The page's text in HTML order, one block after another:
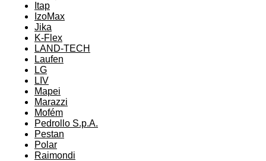
Itap
IzoMax
Jika
K-Flex
LAND-TECH
Laufen
LG
LIV
Mapei
Marazzi
Mofém
Pedrollo S.p.A.
Pestan
Polar
Raimondi